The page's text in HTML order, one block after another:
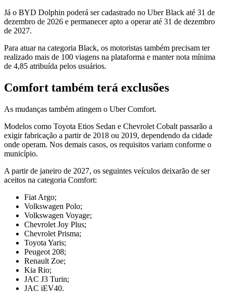
Já o BYD Dolphin poderá ser cadastrado no Uber Black até 31 de
dezembro de 2026 e permanecer apto a operar até 31 de dezembro
de 2027.
Para atuar na categoria Black, os motoristas também precisam ter
realizado mais de 100 viagens na plataforma e manter nota mínima
de 4,85 atribuída pelos usuários.
Comfort também terá exclusões
As mudanças também atingem o Uber Comfort.
Modelos como Toyota Etios Sedan e Chevrolet Cobalt passarão a
exigir fabricação a partir de 2018 ou 2019, dependendo da cidade
onde operam. Nos demais casos, os requisitos variam conforme o
município.
A partir de janeiro de 2027, os seguintes veículos deixarão de ser
aceitos na categoria Comfort:
Fiat Argo;
Volkswagen Polo;
Volkswagen Voyage;
Chevrolet Joy Plus;
Chevrolet Prisma;
Toyota Yaris;
Peugeot 208;
Renault Zoe;
Kia Rio;
JAC J3 Turin;
JAC iEV40.